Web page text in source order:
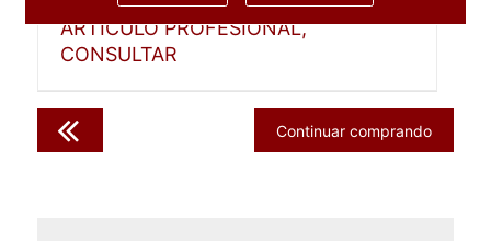
ARTICULO PROFESIONAL,
CONSULTAR
Continuar comprando